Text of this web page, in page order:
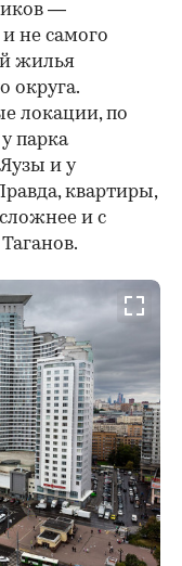
—
не самого
жилья
округа.
локации, по
парка
и у
квартиры,
и с